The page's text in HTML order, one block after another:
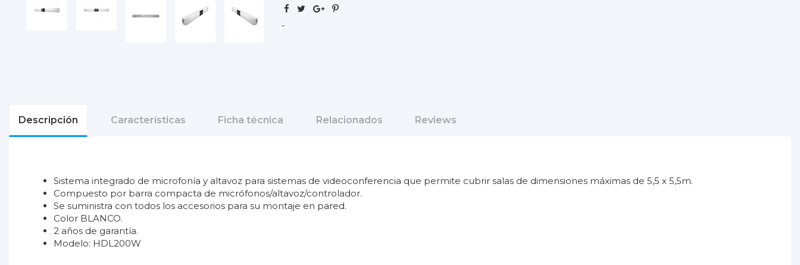
-
Descripción Características Ficha técnica Relacionados Reviews
Sistema integrado de microfonía y altavoz para sistemas de videoconferencia que permite cubrir salas de dimensiones máximas de 5,5 x 5,5m.
Compuesto por barra compacta de micrófonos/altavoz/controlador.
Se suministra con todos los accesorios para su montaje en pared.
Color BLANCO.
2 años de garantía.
Modelo: HDL200W